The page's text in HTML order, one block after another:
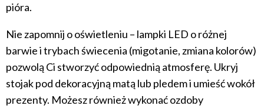
pióra.
Nie zapomnij o oświetleniu – lampki LED o różnej
barwie i trybach świecenia (migotanie, zmiana kolorów)
pozwolą Ci stworzyć odpowiednią atmosferę. Ukryj
stojak pod dekoracyjną matą lub pledem i umieść wokół
prezenty. Możesz również wykonać ozdoby